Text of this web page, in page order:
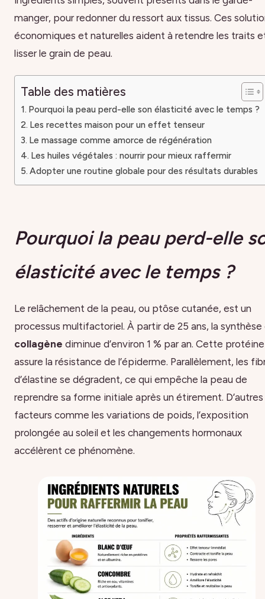
manger, pour redonner du ressort aux tissus. Ces
économiques et naturelles aident à retendre les traits
lisser le grain de peau.
Table des matières
Pourquoi la peau perd-elle son élasticité avec le temps ?
Les recettes maison pour un effet tenseur
Le massage comme amorce de régénération
Les huiles végétales : nourrir pour mieux raffermir
Adopter une routine globale pour des résultats durables
Pourquoi la peau perd-elle
élasticité avec le temps ?
Le relâchement de la peau, ou ptôse cutanée, est un
processus multifactoriel. À partir de 25 ans, la synthèse
collagène diminue d’environ 1 % par an. Cette protéine
assure la résistance de l’épiderme. Parallèlement, les
d’élastine se dégradent, ce qui empêche la peau de
reprendre sa forme initiale après un étirement. D’autres
facteurs comme les variations de poids, l’exposition
prolongée au soleil et les changements hormonaux
accélèrent ce phénomène.